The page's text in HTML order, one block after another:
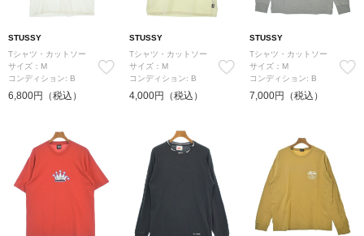
STUSSY
Tシャツ・カットソー
サイズ：M
コンディション: B
6,800円（税込）
STUSSY
Tシャツ・カットソー
サイズ：M
コンディション: B
4,000円（税込）
STUSSY
Tシャツ・カットソー
サイズ：M
コンディション: B
7,000円（税込）